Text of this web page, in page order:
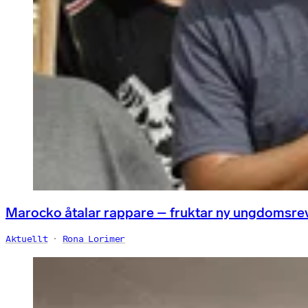
Marocko åtalar rappare – fruktar ny
Aktuellt Rona Lorimer